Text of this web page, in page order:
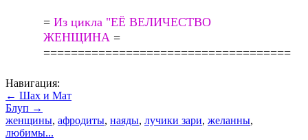
= Из цикла "ЕЁ ВЕЛИЧЕСТВО
ЖЕНЩИНА =
====================================
Навигация:
← Шах и Мат
Блуп →
женщины, афродиты, наяды, лучики зари, желанны,
любимы...